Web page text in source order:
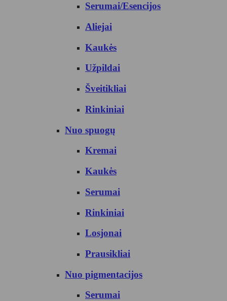
Serumai/Esencijos
Aliejai
Kaukės
Užpildai
Šveitikliai
Rinkiniai
Nuo spuogų
Kremai
Kaukės
Serumai
Rinkiniai
Losjonai
Prausikliai
Nuo pigmentacijos
Serumai